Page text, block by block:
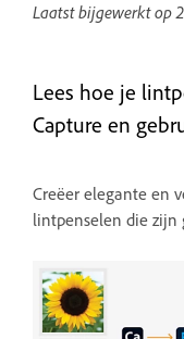
Laatst bijgewerkt op
Lees hoe je
Capture en
Creëer elegante en
lintpenselen die zijn